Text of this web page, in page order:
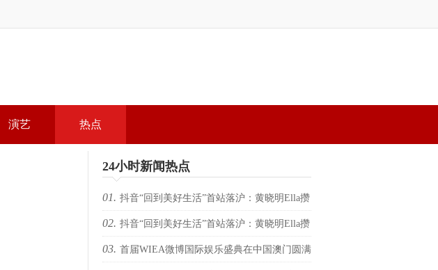
演艺 热点
24小时新闻热点
01. 抖音“回到美好生活”首站落沪：黄晓明Ella攒
局，替都市人预约一场不赶时间的晚风
02. 抖音“回到美好生活”首站落沪：黄晓明Ella攒
局，替都市人预约一场不赶时间的晚风
03. 首届WIEA微博国际娱乐盛典在中国澳门圆满